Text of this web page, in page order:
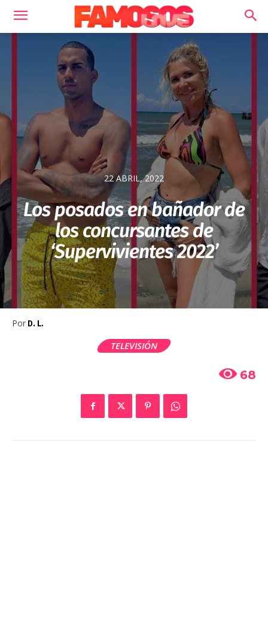
22 ABRIL, 2022
Los posados en bañador de
los concursantes de
‘Supervivientes 2022’
Por D. L.
TELEVISIÓN
68